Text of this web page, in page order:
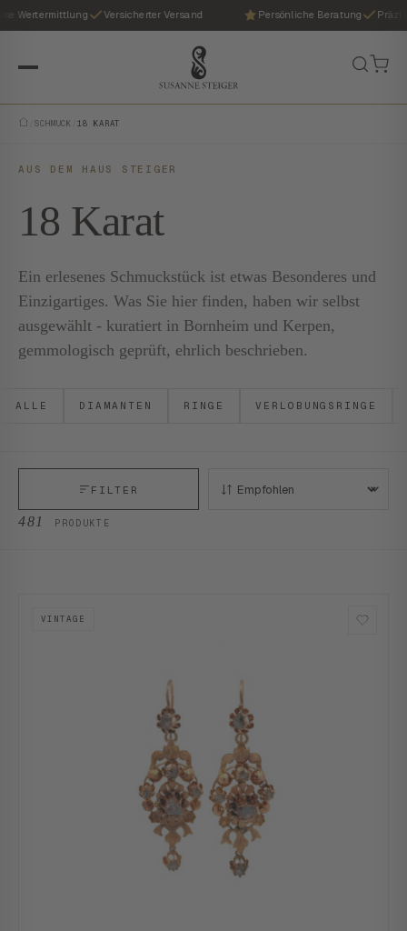
Versicherter Versand Persönliche Beratung Präzise
SCHMUCK /18 KARAT
AUS DEM HAUS STEIGER
18 Karat
Ein erlesenes Schmuckstück ist etwas Besonderes und
Einzigartiges. Was Sie hier finden, haben wir selbst
ausgewählt - kuratiert in Bornheim und Kerpen,
gemmologisch geprüft, ehrlich beschrieben.
ALLE DIAMANTEN RINGE VERLOBUNGSRINGE
481 PRODUKTE
FILTER SORTIEREN:
VINTAGE